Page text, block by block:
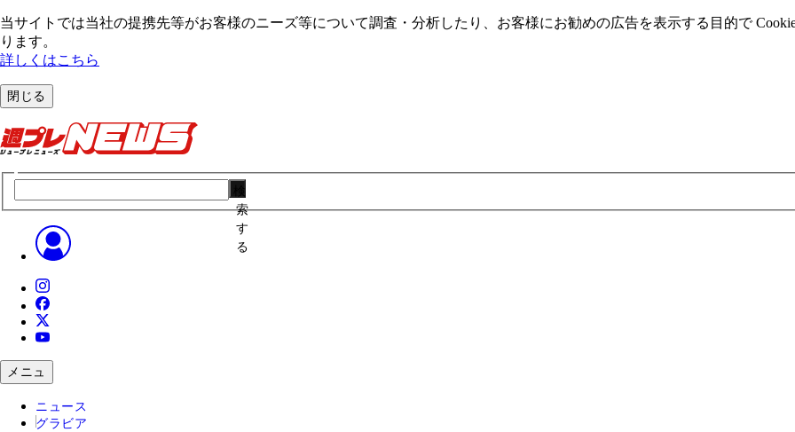
当サイトでは当社の提携先等がお客様のニーズ等について調査・分析したり、お客様にお勧めの広告を表⽰する⽬的で
ります。
詳しくはこちら
閉じる
索
す
る
メニュ
ニュース
グラビア